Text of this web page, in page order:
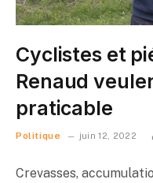
Cyclistes et
Renaud
praticable
Politique juin 12, 2022
Crevasses,